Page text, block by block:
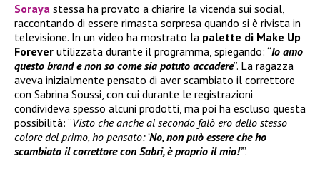
Soraya stessa ha provato a chiarire la vicenda sui social,
raccontando di essere rimasta sorpresa quando si è rivista in
televisione. In un video ha mostrato la palette di Make Up
Forever utilizzata durante il programma, spiegando: “Io amo
questo brand e non so come sia potuto accadere”. La ragazza
aveva inizialmente pensato di aver scambiato il correttore
con Sabrina Soussi, con cui durante le registrazioni
condivideva spesso alcuni prodotti, ma poi ha escluso questa
possibilità: “Visto che anche al secondo falò ero dello stesso
colore del primo, ho pensato: ‘No, non può essere che ho
scambiato il correttore con Sabri, è proprio il mio!’”.